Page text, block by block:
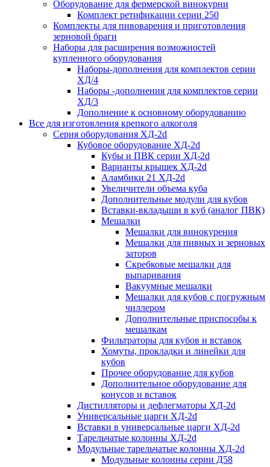
Оборудование для фермерской винокурни
Комплект ретификации серии 250
Комплекты для пивоварения и приготовления
зерновой браги
Наборы для расширения возможностей
купленного оборудования
Наборы-дополнения для комплектов серии
ХД/4
Наборы -дополнения для комплектов серии
ХД/3
Дополнение к основному оборудованию
Все для изготовления крепкого алкоголя
Серия оборудования ХД-2d
Кубовое оборудование ХД-2d
Кубы и ПВК серии ХД-2d
Варианты крышек ХД-2d
Аламбики 21 ХД-2d
Увеличители объема куба
Дополнительные модули для кубов
Вставки-вкладыши в куб (аналог ПВК)
Мешалки
Мешалки для винокурения
Мешалки для пивных и зерновых
заторов
Скребковые мешалки для
выпаривания
Вакуумные мешалки
Мешалки для кубов с погружным
чиллером
Дополнительные приспособы к
мешалкам
Фильтраторы для кубов и вставок
Хомуты, прокладки и линейки для
кубов
Прочее оборудование для кубов
Дополнительное оборудование для
конусов и вставок
Дистилляторы и дефлегматоры ХД-2d
Универсальные царги ХД-2d
Вставки в универсальные царги ХД-2d
Тарельчатые колонны ХД-2d
Модульные тарельчатые колонны ХД-2d
Модульные колонны серии Д58